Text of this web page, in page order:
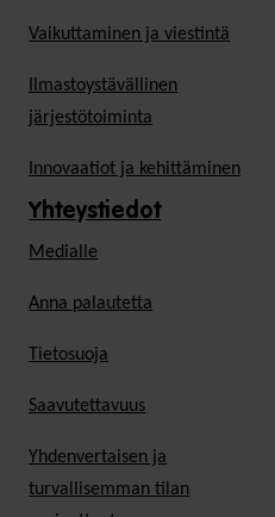
Vaikuttaminen ja viestintä
Ilmastoystävällinen
järjestötoiminta
Innovaatiot ja kehittäminen
Yhteystiedot
Medialle
Anna palautetta
Tietosuoja
Saavutettavuus
Yhdenvertaisen ja
turvallisemman tilan